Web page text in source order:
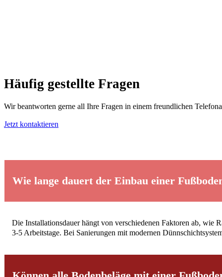
Häufig gestellte Fragen
Wir beantworten gerne all Ihre Fragen in einem freundlichen
Jetzt kontaktieren
Wie lange dauert der Einbau einer
Die Installationsdauer hängt von verschiedenen Faktoren ab, wie
3-5 Arbeitstage. Bei Sanierungen mit modernen